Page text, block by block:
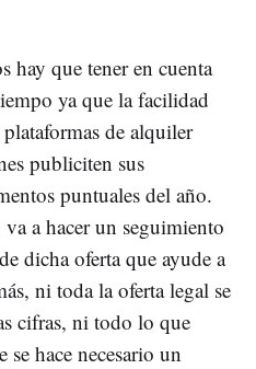
hay que tener en cuenta
ya que la facilidad
de alquiler
publiciten sus
puntuales del año.
a hacer un seguimiento
dicha oferta que ayude a
ni toda la oferta legal se
cifras, ni todo lo que
hace necesario un